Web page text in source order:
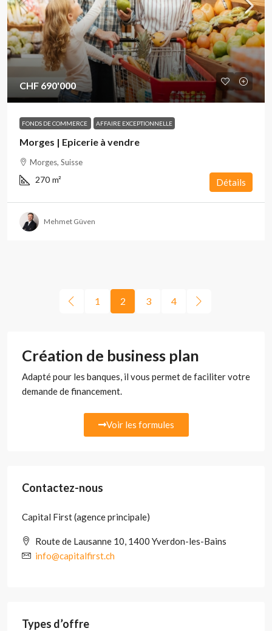
CHF 690'000
FONDS DE COMMERCE AFFAIRE EXCEPTIONNELLE
Morges | Epicerie à vendre
Morges, Suisse
270 m² Détails
Mehmet Güven
1 2 3 4
Création de business plan
Adapté pour les banques, il vous permet de faciliter votre
demande de financement.
Voir les formules
Contactez-nous
Capital First (agence principale)
Route de Lausanne 10, 1400 Yverdon-les-Bains
info@capitalfirst.ch
Types d’offre